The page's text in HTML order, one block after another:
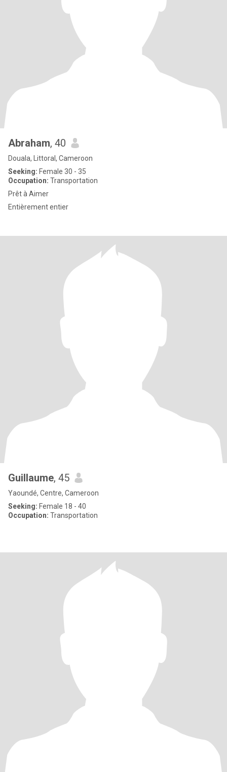
Abraham, 40
Douala, Littoral, Cameroon
Seeking: Female 30 - 35
Occupation: Transportation
Prêt à Aimer
Entièrement entier
Guillaume, 45
Yaoundé, Centre, Cameroon
Seeking: Female 18 - 40
Occupation: Transportation